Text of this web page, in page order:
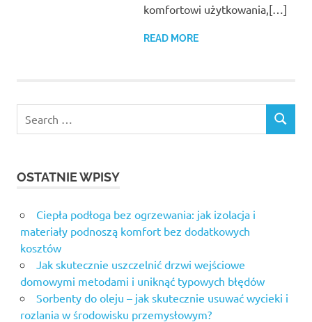
komfortowi użytkowania,[…]
READ MORE
for:
SEARCH
OSTATNIE WPISY
Ciepła podłoga bez ogrzewania: jak izolacja i
materiały podnoszą komfort bez dodatkowych
kosztów
Jak skutecznie uszczelnić drzwi wejściowe
domowymi metodami i uniknąć typowych błędów
Sorbenty do oleju – jak skutecznie usuwać wycieki i
rozlania w środowisku przemysłowym?